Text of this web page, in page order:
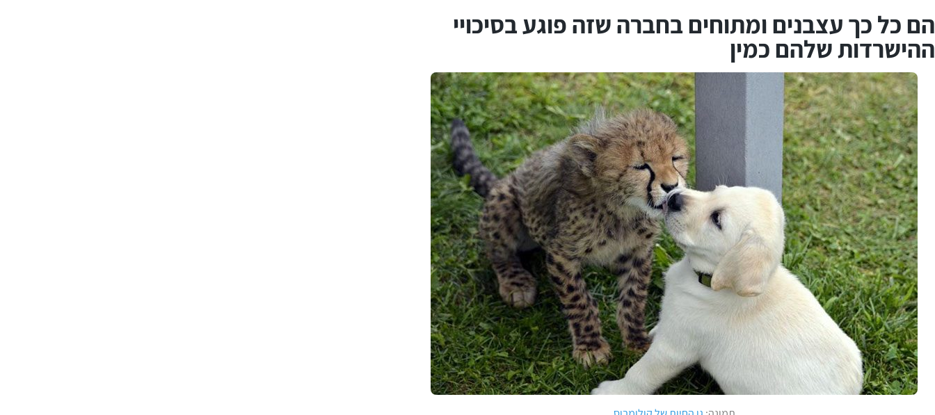
הם כל כך עצבנים ומתוחים בחברה שזה פוגע בסיכויי
ההישרדות שלהם כמין